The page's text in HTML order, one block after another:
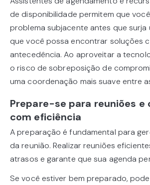
de disponibilidade permitem que
problema subjacente antes que surja
que você possa encontrar soluções
antecedência. Ao aproveitar a
o risco de sobreposição de
uma coordenação mais suave entre
Prepare-se para reuniões e
com eficiência
A preparação é fundamental para
da reunião. Realizar reuniões
atrasos e garante que sua agenda
Se você estiver bem preparado,